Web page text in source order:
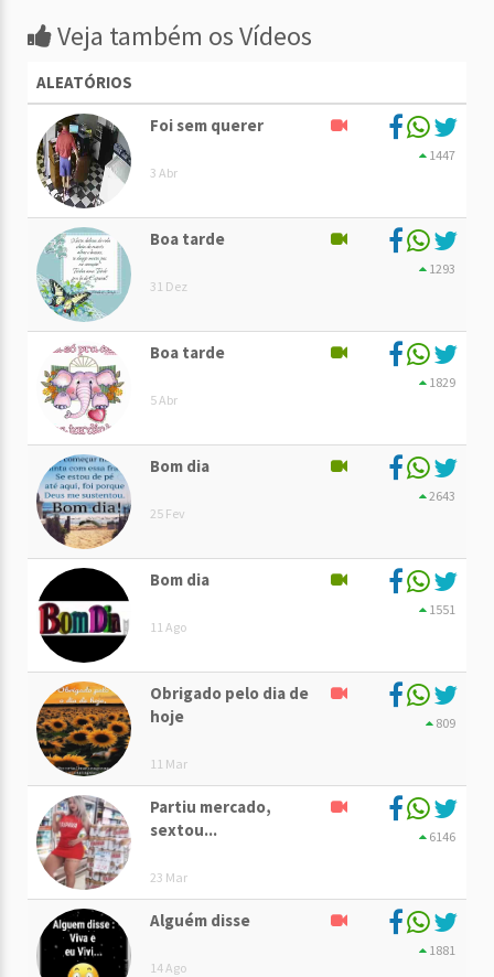
Veja também os Vídeos
ALEATÓRIOS
Foi sem querer
3 Abr
1447
Boa tarde
31 Dez
1293
Boa tarde
5 Abr
1829
Bom dia
25 Fev
2643
Bom dia
11 Ago
1551
Obrigado pelo dia de
hoje
11 Mar
809
Partiu mercado,
sextou...
23 Mar
6146
Alguém disse
14 Ago
1881